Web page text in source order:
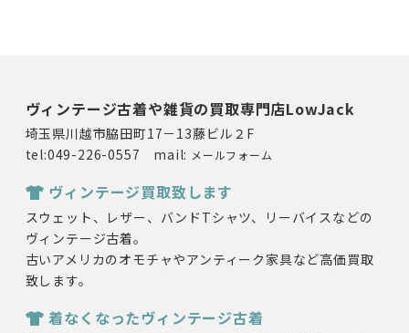
ヴィンテージ古着や雑貨の買取専門店LowJack
埼玉県川越市脇田町17－13藤ビル２F
tel:049-226-0557 mail: メールフォーム
ヴィンテージ買取致します
スウェット、レザー、バンドTシャツ、リーバイスなどの
ヴィンテージ古着。
古いアメリカのオモチャやアンティーク家具など高価買取
致します。
着なくなったヴィンテージ古着